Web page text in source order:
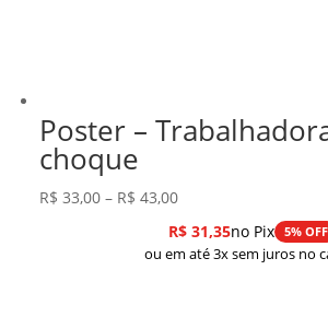
Poster –
choque
R$ 33,00 – R$ 43,00Faixa
de
preço:
R$31,35no Pix 5% OFF
ou em até 3x sem juros no